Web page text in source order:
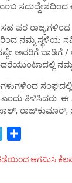
ಸದುದ್ದೇಶದಿಂದ
ಸಹ ಪರ
ನಮ್ಮ ಸ್ಥಳಿಯ
ಅವರಿಗೆ ಬಾಡಿಗೆ /
ತಿಳಿಸಿದರು. ಈ
ರಾಜ್‍ಕುಮಾರ್,
l
aಆಗಮಿಸಿ